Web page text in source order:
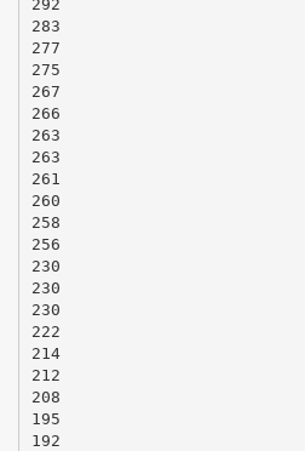
292
283
277
275
267
266
263
263
261
260
258
256
230
230
230
222
214
212
208
195
192